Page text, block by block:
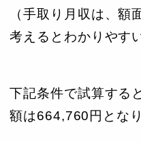
（手取り月収は、額
考えるとわかりやす
下記条件で試算する
額は664,760円とな